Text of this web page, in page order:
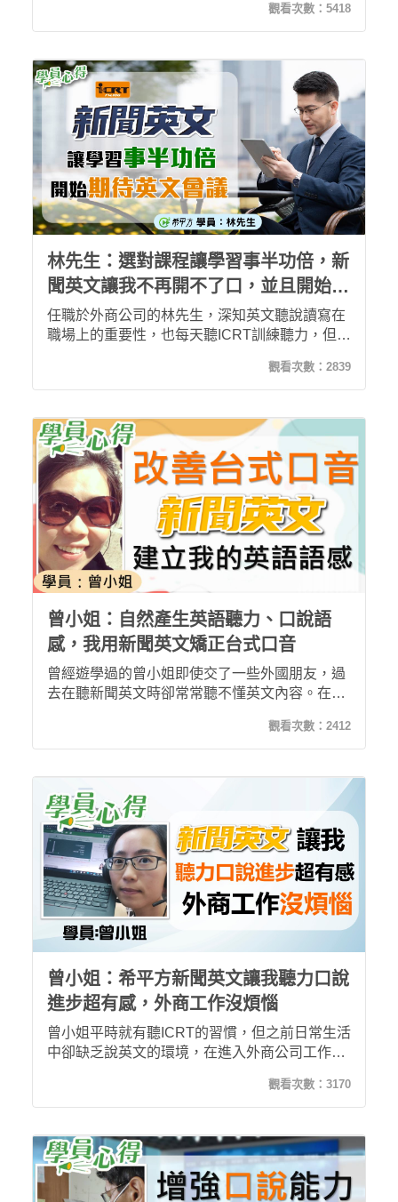
半途而廢，直到使用過希平方新聞英文課程後，
透過五次間隔學習法，自然進入英文學習情境，
速，與外國客戶溝通順利了許多，更立志繼續精
進英文，挑戰多益。
觀看次數： 5418
林先生：選對課程讓學習事半功倍，新
聞英文讓我不再開不了口，並且開始期
待英文會議
任職於外商公司的林先生，深知英文聽說讀寫在
職場上的重要性，也每天聽ICRT訓練聽力，但在
上了希平方「30天聽懂新聞英文」的課程後，耳
朵彷彿被開啟了一樣，現在在聽ICRT時已有明顯
問題時也已能充分表達，慶幸自己選擇了希平方
的線上課程。
觀看次數： 2839
曾小姐：自然產生英語聽力、口說語
感，我用新聞英文矯正台式口音
曾經遊學過的曾小姐即使交了一些外國朋友，過
去在聽新聞英文時卻常常聽不懂英文內容。在上
練習英語聽說讀寫，更自然產生聽力及口說語
感，大幅提昇學習興趣，更改善台式口音！
觀看次數： 2412
曾小姐：希平方新聞英文讓我聽力口說
進步超有感，外商工作沒煩惱
曾小姐平時就有聽ICRT的習慣，但之前日常生活
中卻缺乏說英文的環境，在進入外商公司工作後
英文並開始透過希平方- 新聞英文課程學習。經
過五堂課後，曾小姐便感受到自己聽力與口說的
話中，更能加深印象，有效學習英文!
觀看次數： 3170